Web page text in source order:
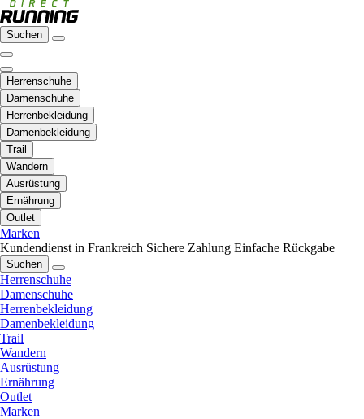
Suchen
Herrenschuhe
Damenschuhe
Herrenbekleidung
Damenbekleidung
Trail
Wandern
Ausrüstung
Ernährung
Outlet
Marken
Kundendienst in Frankreich Sichere Zahlung Einfache Rückgabe
Suchen
Herrenschuhe
Damenschuhe
Herrenbekleidung
Damenbekleidung
Trail
Wandern
Ausrüstung
Ernährung
Outlet
Marken